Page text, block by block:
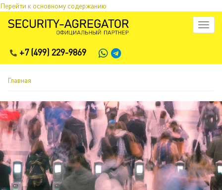
Перейти к основному содержанию
Toggle
+7 (499) 229-9869
Главная